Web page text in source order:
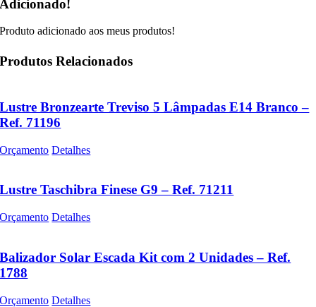
Adicionado!
Produto adicionado aos meus produtos!
Produtos Relacionados
Lustre Bronzearte Treviso 5 Lâmpadas E14 Branco –
Ref. 71196
Orçamento Detalhes
Lustre Taschibra Finese G9 – Ref. 71211
Orçamento Detalhes
Balizador Solar Escada Kit com 2 Unidades – Ref.
1788
Orçamento Detalhes